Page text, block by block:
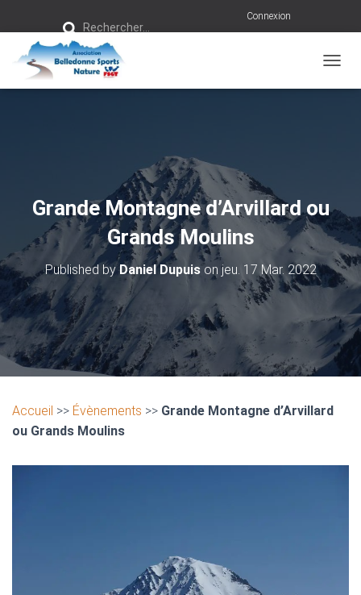
Rechercher…
Connexion
Grande Montagne d’Arvillard ou
Grands Moulins
Published byDaniel Dupuison jeu. 17 Mar. 2022
Accueil >> Évènements >> Grande Montagne d’Arvillard
ou Grands Moulins